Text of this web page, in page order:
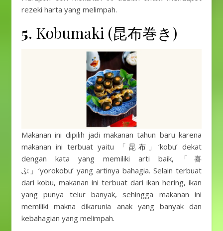
rezeki harta yang melimpah.
5. Kobumaki (昆布巻き)
Makanan ini dipilih jadi makanan tahun baru karena
makanan ini terbuat yaitu 「昆布」‘kobu’ dekat
dengan kata yang memiliki arti baik,「喜
ぶ」‘yorokobu’ yang artinya bahagia. Selain terbuat
dari kobu, makanan ini terbuat dari ikan hering, ikan
yang punya telur banyak, sehingga makanan ini
memiliki makna dikarunia anak yang banyak dan
kebahagian yang melimpah.